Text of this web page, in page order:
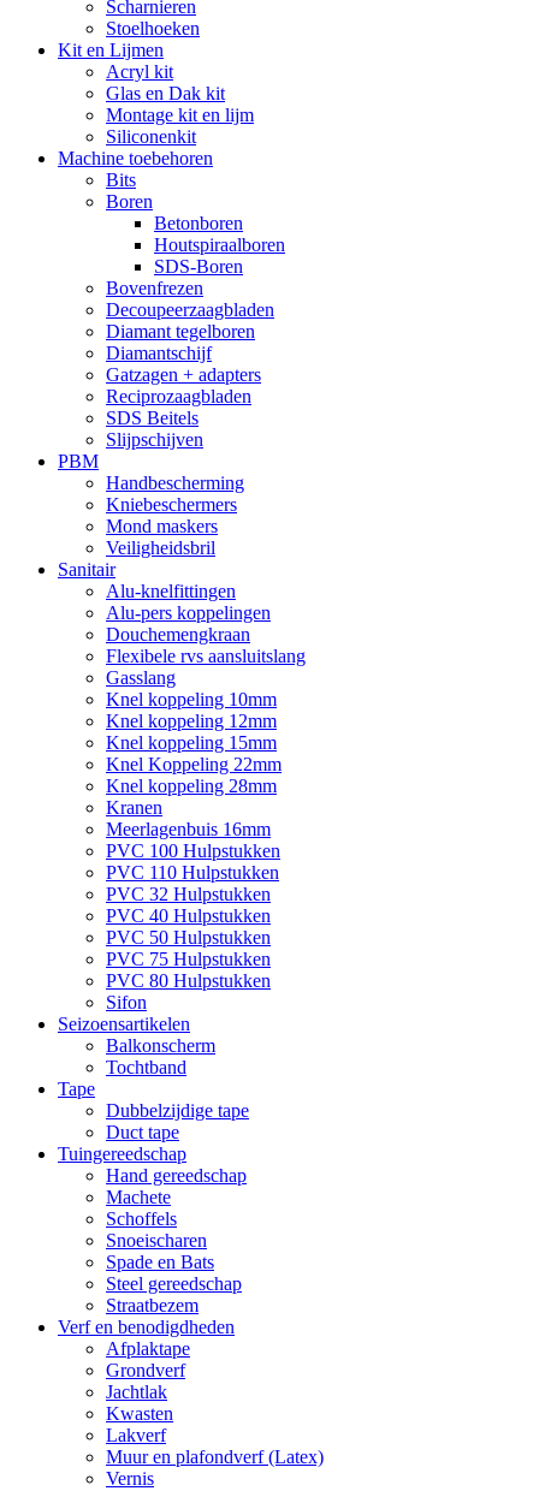
Scharnieren
Stoelhoeken
Kit en Lijmen
Acryl kit
Glas en Dak kit
Montage kit en lijm
Siliconenkit
Machine toebehoren
Bits
Boren
Betonboren
Houtspiraalboren
SDS-Boren
Bovenfrezen
Decoupeerzaagbladen
Diamant tegelboren
Diamantschijf
Gatzagen + adapters
Reciprozaagbladen
SDS Beitels
Slijpschijven
PBM
Handbescherming
Kniebeschermers
Mond maskers
Veiligheidsbril
Sanitair
Alu-knelfittingen
Alu-pers koppelingen
Douchemengkraan
Flexibele rvs aansluitslang
Gasslang
Knel koppeling 10mm
Knel koppeling 12mm
Knel koppeling 15mm
Knel Koppeling 22mm
Knel koppeling 28mm
Kranen
Meerlagenbuis 16mm
PVC 100 Hulpstukken
PVC 110 Hulpstukken
PVC 32 Hulpstukken
PVC 40 Hulpstukken
PVC 50 Hulpstukken
PVC 75 Hulpstukken
PVC 80 Hulpstukken
Sifon
Seizoensartikelen
Balkonscherm
Tochtband
Tape
Dubbelzijdige tape
Duct tape
Tuingereedschap
Hand gereedschap
Machete
Schoffels
Snoeischaren
Spade en Bats
Steel gereedschap
Straatbezem
Verf en benodigdheden
Afplaktape
Grondverf
Jachtlak
Kwasten
Lakverf
Muur en plafondverf (Latex)
Vernis